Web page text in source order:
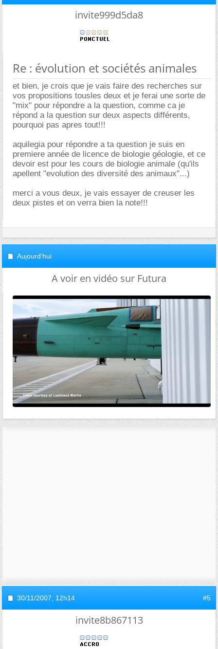
invite999d5da8
Re : évolution et sociétés animales
et bien, je crois que je vais faire des recherches sur
vos propositions tousles deux et je ferai une sorte de
"mix" pour répondre a la question, comme ca je
répond a la question sur deux aspects différents,
pourquoi pas apres tout!!!
aquilegia pour répondre a ta question je suis en
premiere année de licence de biologie géologie, et ce
devoir est pour les cours de biologie animale (qu'ils
apellent "evolution des diversité des animaux"...)
merci a vous deux, je vais essayer de creuser les
deux pistes et on verra bien la note!!!
Aujourd'hui
A voir en vidéo sur Futura
30/11/2007, 12h14 #5
invite8b867113